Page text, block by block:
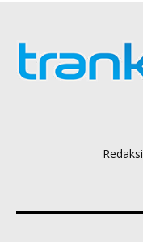
Redaksi